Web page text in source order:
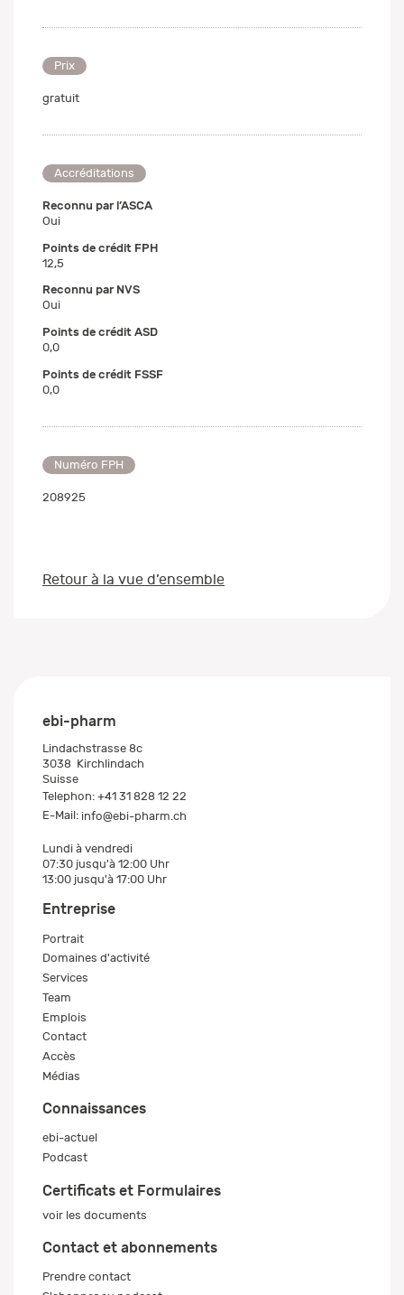
Prix
gratuit
Accréditations
Reconnu par l’ASCA
Oui
Points de crédit FPH
12,5
Reconnu par NVS
Oui
Points de crédit ASD
0,0
Points de crédit FSSF
0,0
Numéro FPH
208925
Retour à la vue d’ensemble
ebi-pharm
Lindachstrasse 8c
3038 Kirchlindach
Suisse
Telephon: +41 31 828 12 22
E-Mail: info@ebi-pharm.ch
Lundi à vendredi
07:30 jusqu'à 12:00 Uhr
13:00 jusqu'à 17:00 Uhr
Entreprise
Portrait
Domaines d'activité
Services
Team
Emplois
Contact
Accès
Médias
Connaissances
ebi-actuel
Podcast
Certificats et Formulaires
voir les documents
Contact et abonnements
Prendre contact